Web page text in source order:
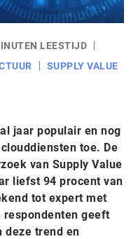
LEESTIJD
SUPPLY VALUE
jaar populair en nog
toe. De
van Supply Value
liefst 94 procent van
tot expert met
respondenten geeft
deze trend en